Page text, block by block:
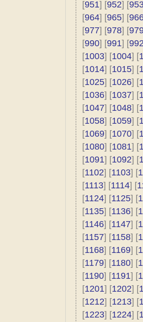
[951] [952] [
[964] [965] [
[977] [978] [
[990] [991] [
[1003] [1004] [
[1014] [1015] [
[1025] [1026] [
[1036] [1037] [
[1047] [1048] [
[1058] [1059] [
[1069] [1070] [
[1080] [1081] [
[1091] [1092] [
[1102] [1103] [
[1113] [1114] [
[1124] [1125] [
[1135] [1136] [
[1146] [1147] [
[1157] [1158] [
[1168] [1169] [
[1179] [1180] [
[1190] [1191] [
[1201] [1202] [
[1212] [1213] [
[1223] [1224] [